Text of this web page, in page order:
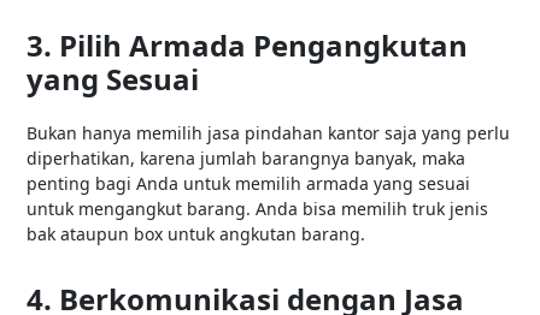
3. Pilih Armada Pengangkutan
yang Sesuai
Bukan hanya memilih jasa pindahan kantor saja yang perlu
diperhatikan, karena jumlah barangnya banyak, maka
penting bagi Anda untuk memilih armada yang sesuai
untuk mengangkut barang. Anda bisa memilih truk jenis
bak ataupun box untuk angkutan barang.
4. Berkomunikasi dengan Jasa